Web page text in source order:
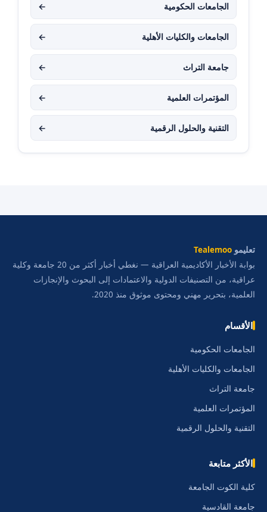
الجامعات الحكومية ←
الجامعات والكليات الأهلية ←
جامعة التراث ←
المؤتمرات العلمية ←
التقنية والحلول الرقمية ←
تعليمو Tealemoo
بوابة الأخبار الأكاديمية العراقية — نغطي أخبار أكثر من 20 جامعة وكلية
عراقية، من التصنيفات الدولية والاعتمادات إلى البحوث والإنجازات
العلمية، بتحرير مهني ومحتوى موثوق منذ 2020.
الأقسام
الجامعات الحكومية
الجامعات والكليات الأهلية
جامعة التراث
المؤتمرات العلمية
التقنية والحلول الرقمية
الأكثر متابعة
كلية الكوت الجامعة
جامعة القادسية